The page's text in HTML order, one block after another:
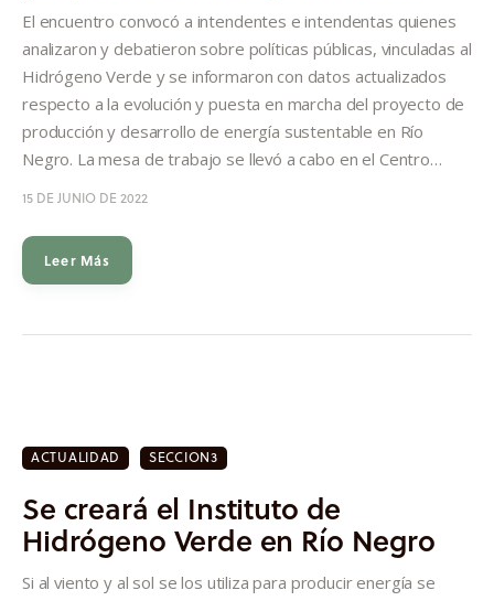
El encuentro convocó a intendentes e intendentas quienes
analizaron y debatieron sobre políticas públicas, vinculadas al
Hidrógeno Verde y se informaron con datos actualizados
respecto a la evolución y puesta en marcha del proyecto de
producción y desarrollo de energía sustentable en Río
Negro. La mesa de trabajo se llevó a cabo en el Centro…
15 DE JUNIO DE 2022
Leer Más
ACTUALIDAD SECCION3
Se creará el Instituto de
Hidrógeno Verde en Río Negro
Si al viento y al sol se los utiliza para producir energía se